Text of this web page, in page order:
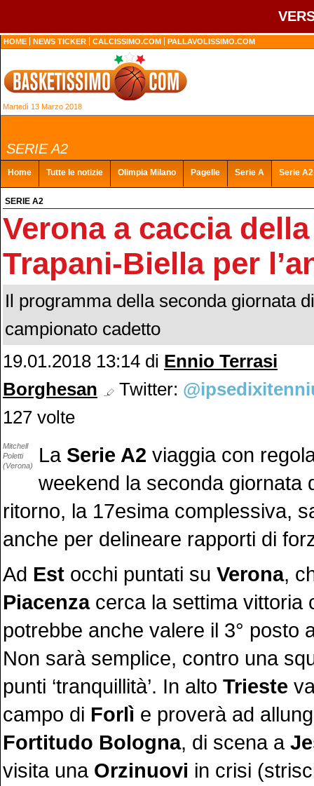
HOME NEWS TICKER CALCISSIMO.COM PALLAVOLISSIMO.COM
Martedì 13 Marzo 2018
SERIE A2
Home Tutte le notizie Olimpia Milano Pagelle Serie A Serie A2
SERIE A2
Verona a caccia
Trapani-Biella per
Il programma della seconda giornata
campionato cadetto
19.01.2018 13:14 di Ennio Terrasi
Borghesan
Twitter:
127 volte
Mitchell
Poletti
(Verona)
La Serie A2 viaggia con
weekend la seconda giornata
ritorno, la 17esima complessiva,
anche per delineare rapporti di
Ad Est occhi puntati su Verona,
Piacenzacerca la settima vittoria
potrebbe anche valere il 3° posto
Non sarà semplice, contro una
punti ‘tranquillità’. In alto Trieste
campo di Forlì e proverà ad
Fortitudo Bologna, di scena a
visita una Orzinuovi in crisi